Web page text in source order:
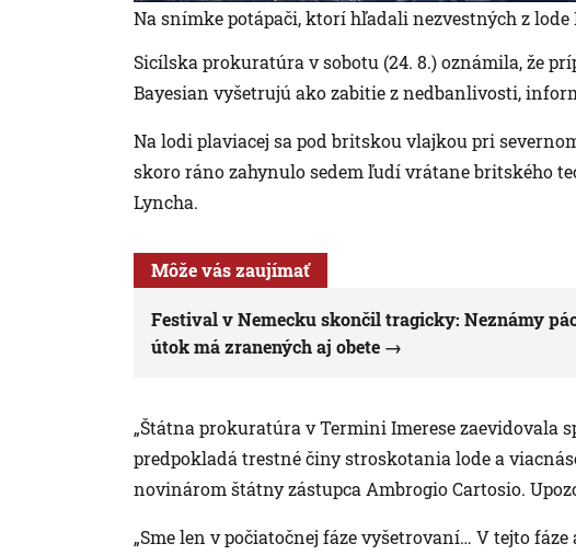
Na snímke potápači, ktorí hľadali nezvestných z lode
Sicílska prokuratúra v sobotu (24. 8.) oznámila, že
Bayesian vyšetrujú ako zabitie z nedbanlivosti,
Na lodi plaviacej sa pod britskou vlajkou pri
skoro ráno zahynulo sedem ľudí vrátane britského
Lyncha.
Môže vás zaujímať
Festival v Nemecku skončil tragicky: Neznámy
útok má zranených aj obete
„Štátna prokuratúra v Termini Imerese zaevidovala
predpokladá trestné činy stroskotania lode a
novinárom štátny zástupca Ambrogio Cartosio.
„Sme len v počiatočnej fáze vyšetrovaní… V tejto